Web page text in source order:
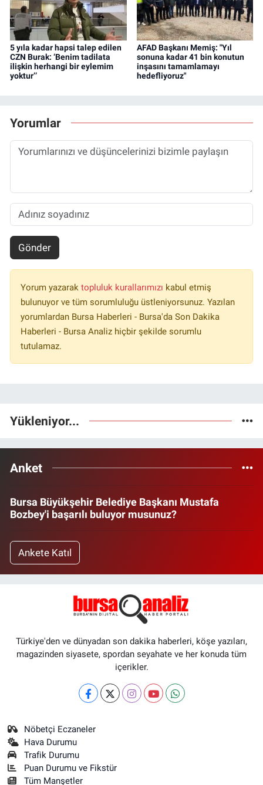
5 yıla kadar hapsi talep edilen
CZN Burak: ‘Benim tadilata
ilişkin herhangi bir eylemim
yoktur’’
AFAD Başkanı Memiş: "Yıl
sonuna kadar 41 bin konutun
inşasını tamamlamayı
hedefliyoruz"
Yorumlar
Gönder
Yorum yazarak topluluk kurallarımızı kabul etmiş
bulunuyor ve tüm sorumluluğu üstleniyorsunuz. Yazılan
yorumlardan Bursa Haberleri - Bursa'da Son Dakika
Haberleri - Bursa Analiz hiçbir şekilde sorumlu
tutulamaz.
Yükleniyor...
Anket
Bursa Büyükşehir Belediye Başkanı Mustafa
Bozbey'i başarılı buluyor musunuz?
Ankete Katıl
Türkiye'den ve dünyadan son dakika haberleri, köşe yazıları,
magazinden siyasete, spordan seyahate ve her konuda tüm
içerikler.
Nöbetçi Eczaneler
Hava Durumu
Trafik Durumu
Puan Durumu ve Fikstür
Tüm Manşetler